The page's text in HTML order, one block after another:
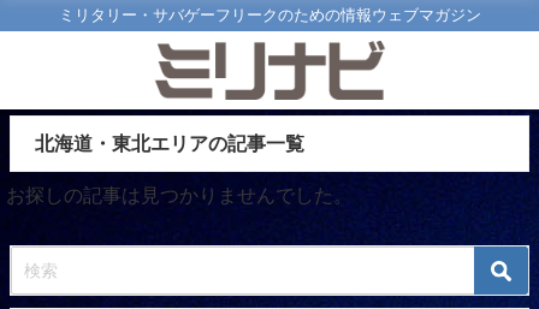
ミリタリー・サバゲーフリークのための情報ウェブマガジン
北海道・東北エリアの記事一覧
お探しの記事は見つかりませんでした。